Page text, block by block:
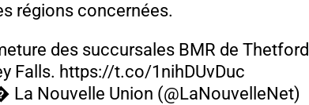
régions concernées.
des succursales BMR de Thetford
Falls. https://t.co/1nihDUvDuc
La Nouvelle Union (@LaNouvelleNet)